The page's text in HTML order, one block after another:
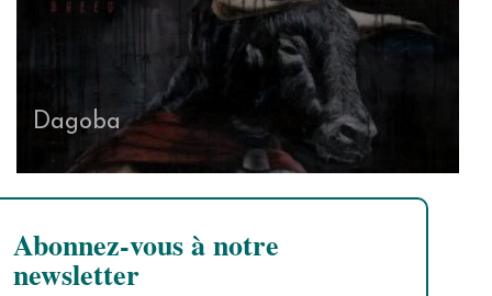
Dagoba
Abonnez-vous à notre
newsletter